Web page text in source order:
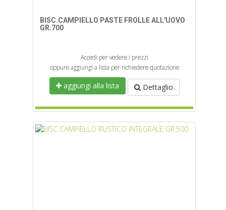
BISC.CAMPIELLO PASTE FROLLE ALL'UOVO
GR.700
Accedi per vedere i prezzi
oppure aggiungi a lista per richiedere quotazione
aggiungi alla lista Dettaglio